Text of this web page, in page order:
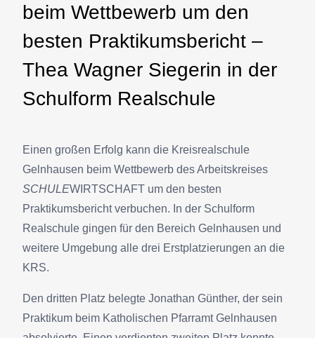
beim Wettbewerb um den
besten Praktikumsbericht –
Thea Wagner Siegerin in der
Schulform Realschule
Einen großen Erfolg kann die Kreisrealschule
Gelnhausen beim Wettbewerb des Arbeitskreises
SCHULEWIRTSCHAFT um den besten
Praktikumsbericht verbuchen. In der Schulform
Realschule gingen für den Bereich Gelnhausen und
weitere Umgebung alle drei Erstplatzierungen an die
KRS.
Den dritten Platz belegte Jonathan Günther, der sein
Praktikum beim Katholischen Pfarramt Gelnhausen